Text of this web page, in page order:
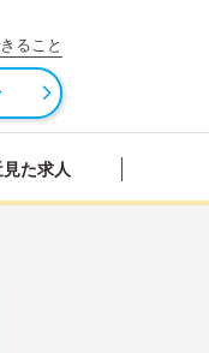
ること
た求人